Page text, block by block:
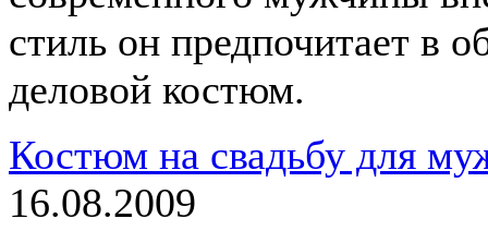
стиль он предпочитает в
деловой костюм.
Костюм на свадьбу для
16.08.2009